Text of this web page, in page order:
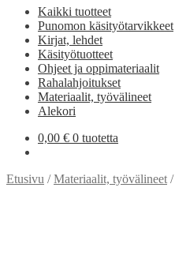
Kaikki tuotteet
Punomon käsityötarvikkeet
Kirjat, lehdet
Käsityötuotteet
Ohjeet ja oppimateriaalit
Rahalahjoitukset
Materiaalit, työvälineet
Alekori
0,00 € 0 tuotetta
Etusivu /Materiaalit, työvälineet /